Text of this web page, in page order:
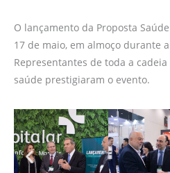
O lançamento da Proposta
17 de maio, em almoço durante
Representantes de toda a
saúde prestigiaram o evento.